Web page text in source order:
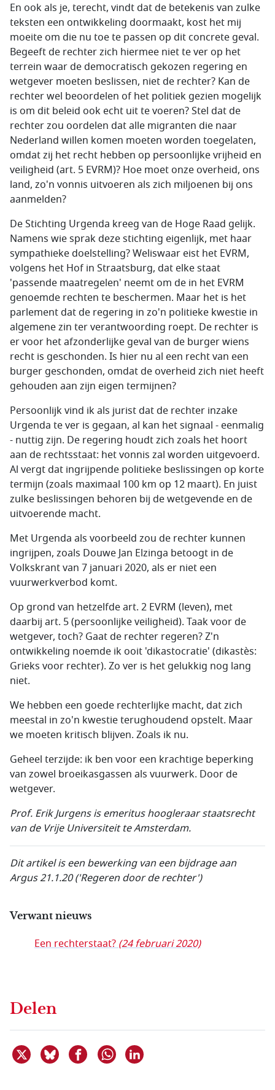
En ook als je, terecht, vindt dat de betekenis van zulke
teksten een ontwikkeling doormaakt, kost het mij
moeite om die nu toe te passen op dit concrete geval.
Begeeft de rechter zich hiermee niet te ver op het
terrein waar de democratisch gekozen regering en
wetgever moeten beslissen, niet de rechter? Kan de
rechter wel beoordelen of het politiek gezien mogelijk
is om dit beleid ook echt uit te voeren? Stel dat de
rechter zou oordelen dat alle migranten die naar
Nederland willen komen moeten worden toegelaten,
omdat zij het recht hebben op persoonlijke vrijheid en
veiligheid (art. 5 EVRM)? Hoe moet onze overheid, ons
land, zo'n vonnis uitvoeren als zich miljoenen bij ons
aanmelden?
De Stichting Urgenda kreeg van de Hoge Raad gelijk.
Namens wie sprak deze stichting eigenlijk, met haar
sympathieke doelstelling? Weliswaar eist het EVRM,
volgens het Hof in Straatsburg, dat elke staat
'passende maatregelen' neemt om de in het EVRM
genoemde rechten te beschermen. Maar het is het
parlement dat de regering in zo'n politieke kwestie in
algemene zin ter verantwoording roept. De rechter is
er voor het afzonderlijke geval van de burger wiens
recht is geschonden. Is hier nu al een recht van een
burger geschonden, omdat de overheid zich niet heeft
gehouden aan zijn eigen termijnen?
Persoonlijk vind ik als jurist dat de rechter inzake
Urgenda te ver is gegaan, al kan het signaal - eenmalig
- nuttig zijn. De regering houdt zich zoals het hoort
aan de rechtsstaat: het vonnis zal worden uitgevoerd.
Al vergt dat ingrijpende politieke beslissingen op korte
termijn (zoals maximaal 100 km op 12 maart). En juist
zulke beslissingen behoren bij de wetgevende en de
uitvoerende macht.
Met Urgenda als voorbeeld zou de rechter kunnen
ingrijpen, zoals Douwe Jan Elzinga betoogt in de
Volkskrant van 7 januari 2020, als er niet een
vuurwerkverbod komt.
Op grond van hetzelfde art. 2 EVRM (leven), met
daarbij art. 5 (persoonlijke veiligheid). Taak voor de
wetgever, toch? Gaat de rechter regeren? Z'n
ontwikkeling noemde ik ooit 'dikastocratie' (dikastès:
Grieks voor rechter). Zo ver is het gelukkig nog lang
niet.
We hebben een goede rechterlijke macht, dat zich
meestal in zo'n kwestie terughoudend opstelt. Maar
we moeten kritisch blijven. Zoals ik nu.
Geheel terzijde: ik ben voor een krachtige beperking
van zowel broeikasgassen als vuurwerk. Door de
wetgever.
Prof. Erik Jurgens is emeritus hoogleraar staatsrecht
van de Vrije Universiteit te Amsterdam.
Dit artikel is een bewerking van een bijdrage aan
Argus 21.1.20 ('Regeren door de rechter')
Verwant nieuws
Een rechterstaat?(24 februari 2020)
Delen
Deel dit item op X
Deel dit item op Bluesky
Deel dit item op Facebook
Delen via WhatsApp